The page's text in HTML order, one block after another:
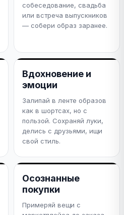
собеседование, свадьба
или встреча выпускников
— собери образ заранее.
Вдохновение и
эмоции
Залипай в ленте образов
как в шортсах, но с
пользой. Сохраняй луки,
делись с друзьями, ищи
свой стиль.
Осознанные
покупки
Примеряй вещи с